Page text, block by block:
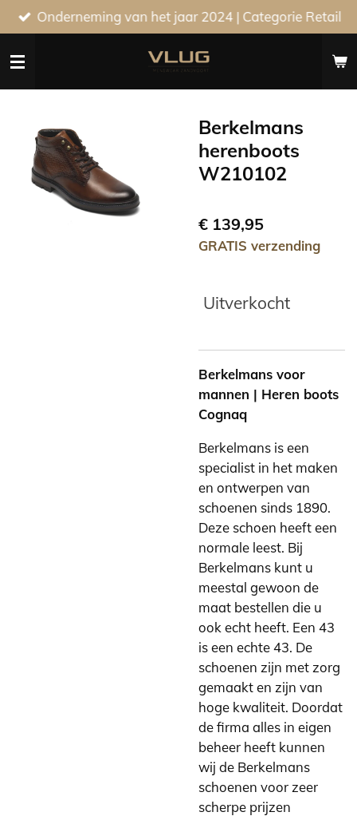
Ga
direct
naar
Onderneming van het jaar 2024 | Categorie Retail
Berkelmans
herenboots
W210102
€ 139,95
GRATIS verzending
Uitverkocht
Berkelmans voor
mannen | Heren boots
Cognaq
Berkelmans is een
specialist in het maken
en ontwerpen van
schoenen sinds 1890.
Deze schoen heeft een
normale leest. Bij
Berkelmans kunt u
meestal gewoon de
maat bestellen die u
ook echt heeft. Een 43
is een echte 43. De
schoenen zijn met zorg
gemaakt en zijn van
hoge kwaliteit. Doordat
de firma alles in eigen
beheer heeft kunnen
wij de Berkelmans
schoenen voor zeer
scherpe prijzen